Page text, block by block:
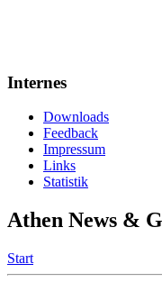
Internes
Downloads
Feedback
Impressum
Links
Statistik
Athen News &
Start